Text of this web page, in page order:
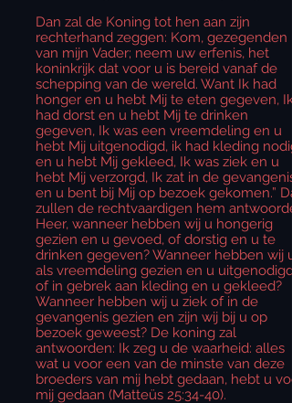
Dan zal de Koning tot hen aan zijn
rechterhand zeggen: Kom, gezegenden
van mijn Vader; neem uw erfenis, het
koninkrijk dat voor u is bereid vanaf de
schepping van de wereld. Want Ik had
honger en u hebt Mij te eten gegeven, Ik
had dorst en u hebt Mij te drinken
gegeven, Ik was een vreemdeling en u
hebt Mij uitgenodigd, ik had kleding nodig
en u hebt Mij gekleed, Ik was ziek en u
hebt Mij verzorgd, Ik zat in de gevangenis
en u bent bij Mij op bezoek gekomen.”
zullen de rechtvaardigen hem
Heer, wanneer hebben wij u hongerig
gezien en u gevoed, of dorstig en u te
drinken gegeven? Wanneer hebben wij u
als vreemdeling gezien en u uitgenodigd,
of in gebrek aan kleding en u gekleed?
Wanneer hebben wij u ziek of in de
gevangenis gezien en zijn wij bij u op
bezoek geweest? De koning zal
antwoorden: Ik zeg u de waarheid: alles
wat u voor een van de minste van deze
broeders van mij hebt gedaan, hebt u
mij gedaan (Matteüs 25:34-40).